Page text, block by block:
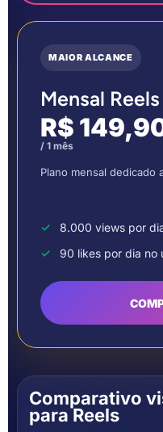
MAIOR ALCANCE
Mensal
R$
/ 1 mês
Plano mensal dedicado
8.000 views por
90 likes por dia no
Comparativo
para Reels